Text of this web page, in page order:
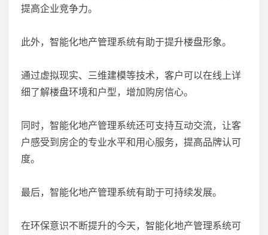
提高企业竞争力。
此外，智能化地产管理系统有助于提升楼盘形象。
通过虚拟现实、三维建模等技术，客户可以在线上详
细了解楼盘环境和户型，增加购房信心。
同时，智能化地产管理系统还可支持互动交流，让客
户感受到房企的专业水平和用心服务，提高品牌认可
度。
最后，智能化地产管理系统有助于可持续发展。
在环保意识不断提升的今天，智能化地产管理系统可